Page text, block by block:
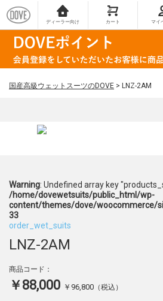
ディーラー向け カート マイ
国産高級ウェットスーツのDOVE > LNZ-2AM
Warning: Undefined array key
/home/dovewetsuits/public_html/wp-
content/themes/dove/woocommerce/
33
order_wet_suits
LNZ-2AM
商品コード：
￥88,000 ￥96,800 （税込）